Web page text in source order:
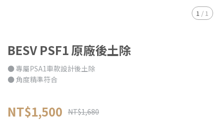
1 / 1
BESV PSF1 原廠後土除
● 專屬PSA1車款設計後土除
● 角度精準符合
NT$1,500 NT$1,680